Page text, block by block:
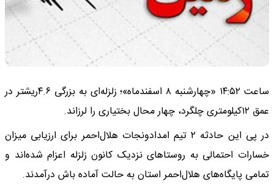
ساعت ۱۴:۵۲ «چهارشنبه ۸ اسفندماه»؛ زلزله‌ای به بزرگی ۴.۶ریشتر در
عمق ۱۲کیلومتری چلگرد، چهار محال بختیاری را لرزاند.
در پی این حادثه ۲ تیم امدادونجات هلال‌احمر برای ارزیابی میزان
خسارات احتمالی به روستاهای نزدیک کانون زلزله اعزام شده‌اند‌ و
تمامی پایگاه‌های هلال‌احمر استان به حالت آماده باش درآمدند.